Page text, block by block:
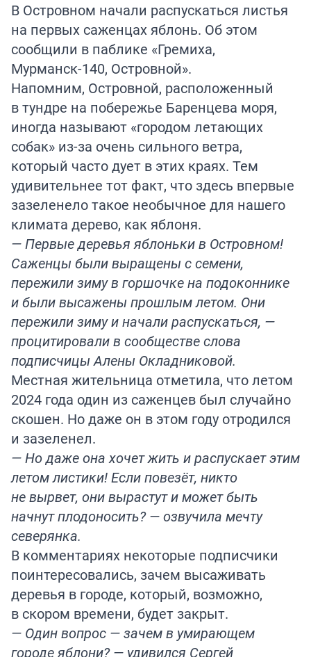
В Островном начали распускаться листья
на первых саженцах яблонь. Об этом
сообщили в паблике «Гремиха,
Мурманск-140, Островной».
Напомним, Островной, расположенный
в тундре на побережье Баренцева моря,
иногда называют «городом летающих
собак» из-за очень сильного ветра,
который часто дует в этих краях. Тем
удивительнее тот факт, что здесь впервые
зазеленело такое необычное для нашего
климата дерево, как яблоня.
— Первые деревья яблоньки в Островном!
Саженцы были выращены с семени,
пережили зиму в горшочке на подоконнике
и были высажены прошлым летом. Они
пережили зиму и начали распускаться, —
процитировали в сообществе слова
подписчицы Алены Окладниковой.
Местная жительница отметила, что летом
2024 года один из саженцев был случайно
скошен. Но даже он в этом году отродился
и зазеленел.
— Но даже она хочет жить и распускает этим
летом листики! Если повезёт, никто
не вырвет, они вырастут и может быть
начнут плодоносить? — озвучила мечту
северянка.
В комментариях некоторые подписчики
поинтересовались, зачем высаживать
деревья в городе, который, возможно,
в скором времени, будет закрыт.
— Один вопрос — зачем в умирающем
городе яблони? — удивился Сергей